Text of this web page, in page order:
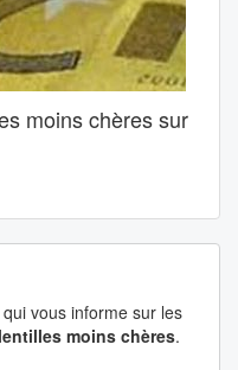
moins chères sur
vous informe sur les
lentilles moins chères.